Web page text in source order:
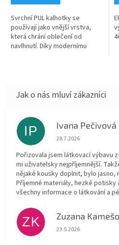
Svrchní PUL kalhotky se
používají jako vnější vrstva,
která chrání oblečení od
navlhnutí. Díky modernímu
IP Ivana Pečivová
Hodnocení obchodu
28.7.2026
Pořizovala jsem látkovací výbavu
mi uživatelsky nejpříjemnější.
nějaké kousky doplnit, bylo jasno,
Příjemné materiály, hezké potisky
všechny informace o látkování a
ZK Zuzana
Hodnocení obchodu
23.5.2026